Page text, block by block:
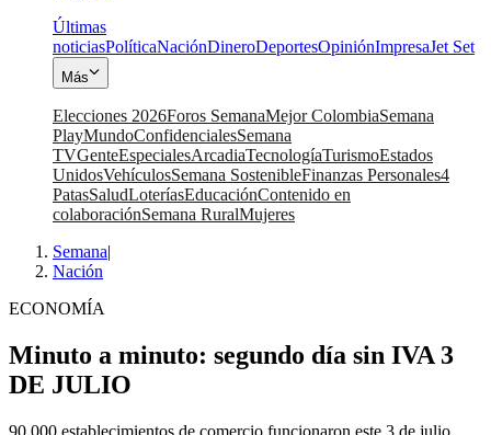
Últimas
noticiasPolíticaNaciónDineroDeportesOpiniónImpresaJet Set
Más
Elecciones 2026Foros SemanaMejor ColombiaSemana
PlayMundoConfidencialesSemana
TVGenteEspecialesArcadiaTecnologíaTurismoEstados
UnidosVehículosSemana SostenibleFinanzas Personales4
PatasSaludLoteríasEducaciónContenido en
colaboraciónSemana RuralMujeres
Semana|
Nación
ECONOMÍA
Minuto a minuto: segundo día sin IVA 3
DE JULIO
90.000 establecimientos de comercio funcionaron este 3 de julio.